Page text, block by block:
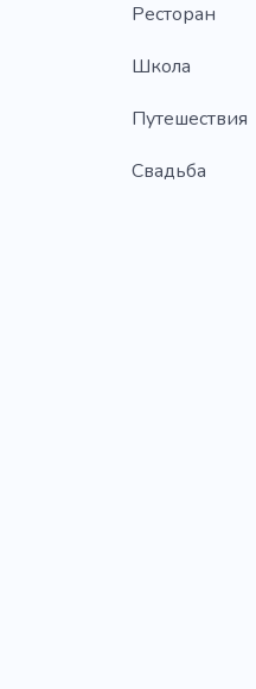
Ресторан
Школа
Путешествия
Свадьба